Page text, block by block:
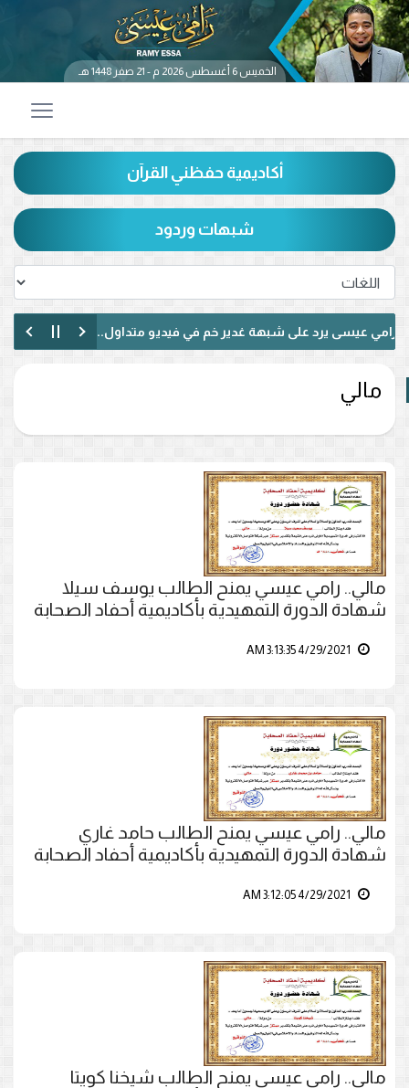
الخميس 6 أغسطس 2026 م - 21 صفر 1448 هـ
أكاديمية حفظني القرآن
شبهات وردود
عيسى يرد على شبهة غدير خم في فيديو متداول.. ماذا قال عن حديث
مالي
مالي.. رامي عيسي يمنح الطالب يوسف سيلا
شهادة الدورة التمهيدية بأكاديمية أحفاد الصحابة
مالي.. رامي عيسي يمنح الطالب حامد غاري
شهادة الدورة التمهيدية بأكاديمية أحفاد الصحابة
مالي.. رامي عيسي يمنح الطالب شيخنا كويتا